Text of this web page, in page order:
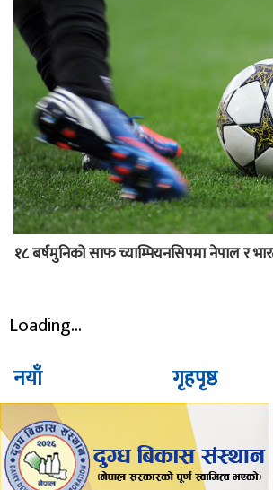
१८ बर्षमुनिको साफ च्याम्पियनसिपमा नेपाल र
Loading...
नयाँ गृहपृष्ठ